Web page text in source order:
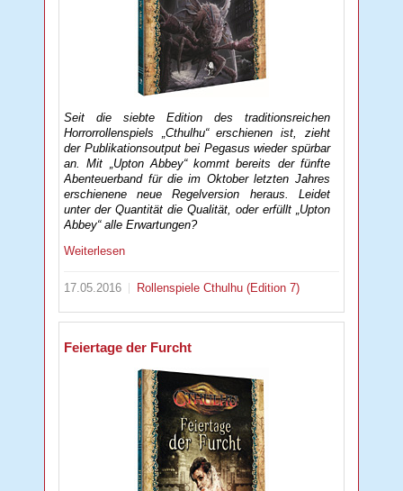
Seit die siebte Edition des traditionsreichen
Horrorrollenspiels „Cthulhu“ erschienen ist, zieht
der Publikationsoutput bei Pegasus wieder spürbar
an. Mit „Upton Abbey“ kommt bereits der fünfte
Abenteuerband für die im Oktober letzten Jahres
erschienene neue Regelversion heraus. Leidet
unter der Quantität die Qualität, oder erfüllt „Upton
Abbey“ alle Erwartungen?
Weiterlesen
17.05.2016 RollenspieleCthulhu (Edition 7)
Feiertage der Furcht